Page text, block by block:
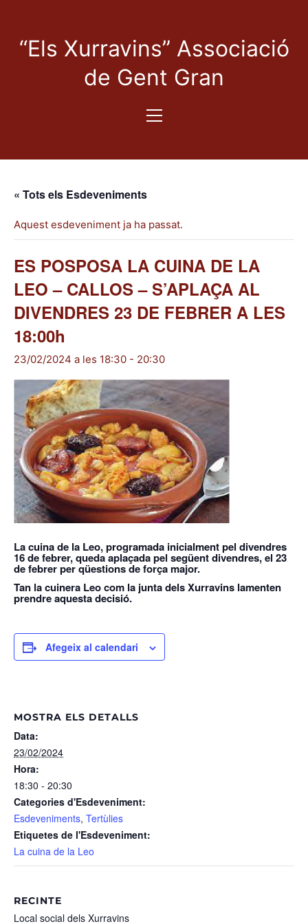
“Els Xurravins” Associació
de Gent Gran
« Tots els Esdeveniments
Aquest esdeveniment ja ha passat.
ES POSPOSA LA CUINA DE LA
LEO – CALLOS – S’APLAÇA AL
DIVENDRES 23 DE FEBRER A LES
18:00h
23/02/2024 a les 18:30 - 20:30
La cuina de la Leo, programada inicialment pel divendres
16 de febrer, queda aplaçada pel següent divendres, el 23
de febrer per qüestions de força major.
Tan la cuinera Leo com la junta dels Xurravins lamenten
prendre aquesta decisió.
Afegeix al calendari
MOSTRA ELS DETALLS
Data:
23/02/2024
Hora:
18:30 - 20:30
Categories d'Esdeveniment:
Esdeveniments, Tertùlies
Etiquetes de l'Esdeveniment:
La cuina de la Leo
RECINTE
Local social dels Xurravins